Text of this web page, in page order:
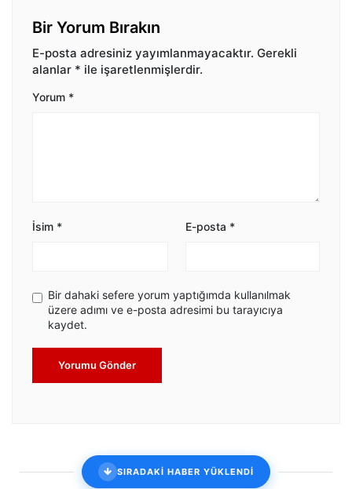
Bir Yorum Bırakın
E-posta adresiniz yayımlanmayacaktır. Gerekli
alanlar * ile işaretlenmişlerdir.
Yorum *
İsim * E-posta *
Bir dahaki sefere yorum yaptığımda kullanılmak
üzere adımı ve e-posta adresimi bu tarayıcıya
kaydet.
Yorumu Gönder
SIRADAKİ HABER YÜKLENDİ